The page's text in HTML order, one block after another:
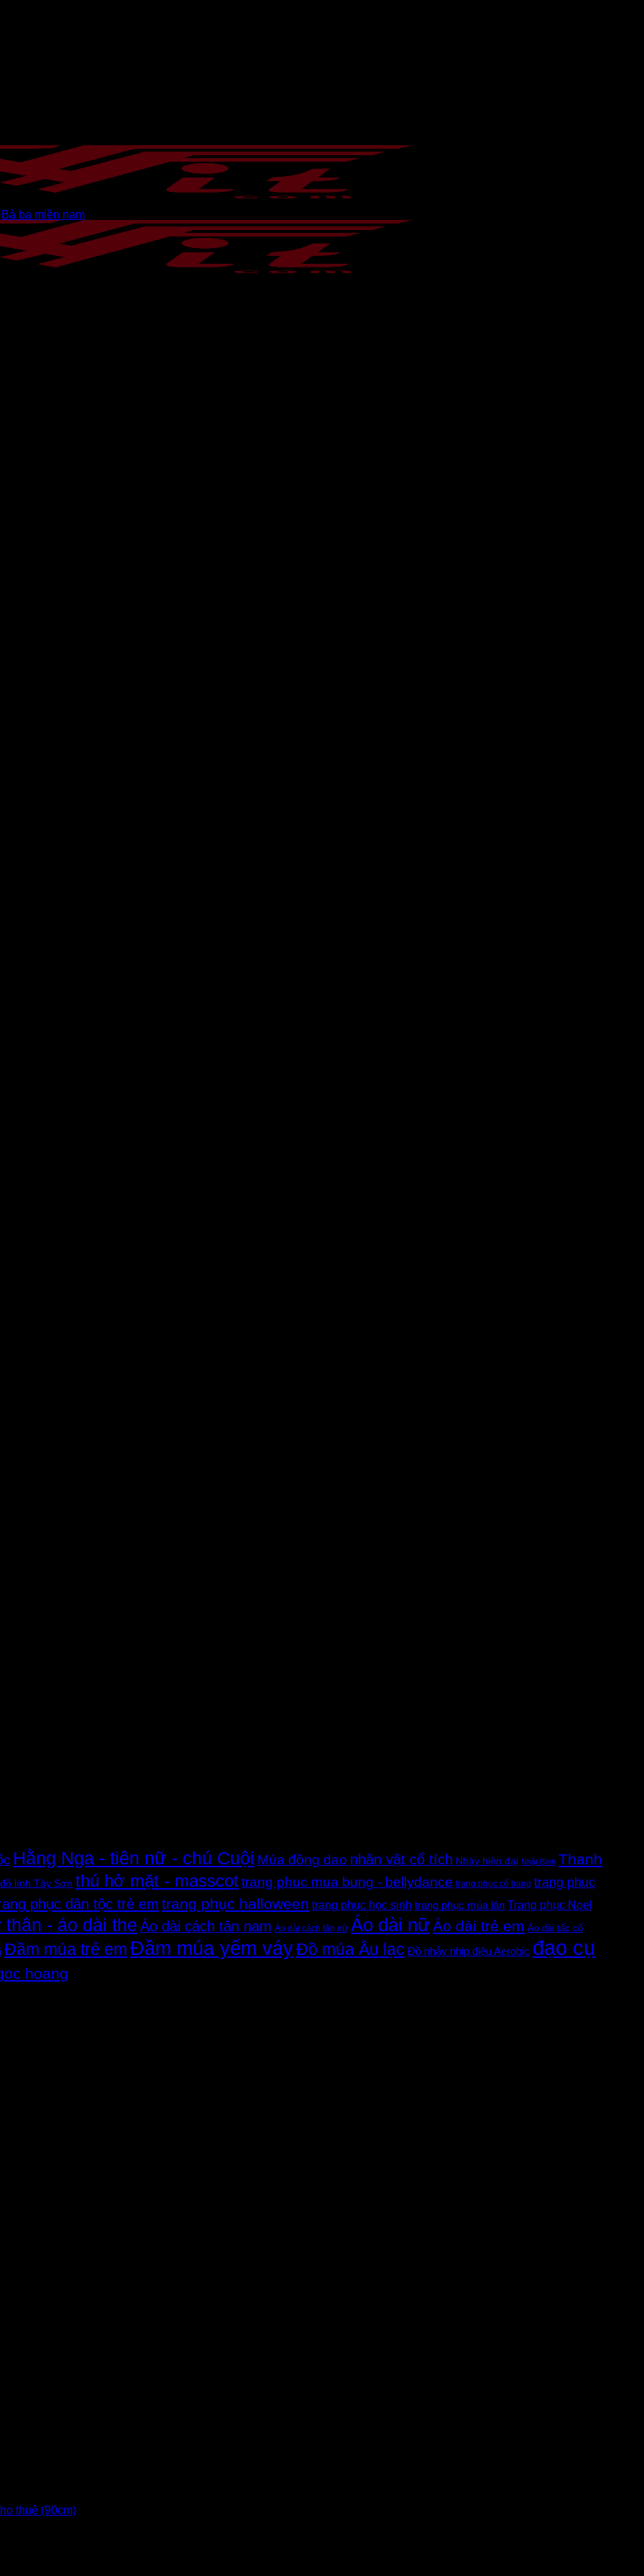
Bà ba miền nam
Hằng Nga - tiên nữ - chú Cuội Múa đồng dao nhân vật cổ tích Nhảy hiện đại Nhật Bình Thanh
lính Tây Sơn thú hở mặt - masscottrang phuc mua bung - bellydance trang phục cổ trang trang phục
phục dân tộc trẻ em trang phục halloween trang phục học sinh trang phục múa lân Trang phục Noel
thân - áo dài the Áo dài cách tân nam Áo dài cách tân nữ Áo dài nữÁo dài trẻ em Áo dài tấc cổ
Đầm múa trẻ emĐầm múa yếm váyĐồ múa Âu lạc Đồ nhảy nhịp điệu Aerobic đạo cụ
hoang
thuê (90cm)